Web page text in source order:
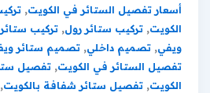
أسعار تفصيل الستائر في الكويت,تركيب
الكويت,تركيب ستائر رول, تركيب ستائر
ويفي, تصميم داخلي, تصميم ستائر
تفصيل الستائر في الكويت,تفصيل
الكويت,تفصيل ستائر شفافة بالكويت,